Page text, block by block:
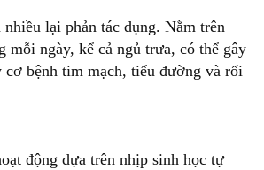
lại phản tác dụng. Nằm trên
mỗi ngày, kể cả ngủ trưa, có thể gây
cơ bệnh tim mạch, tiểu đường và rối
động dựa trên nhịp sinh học tự